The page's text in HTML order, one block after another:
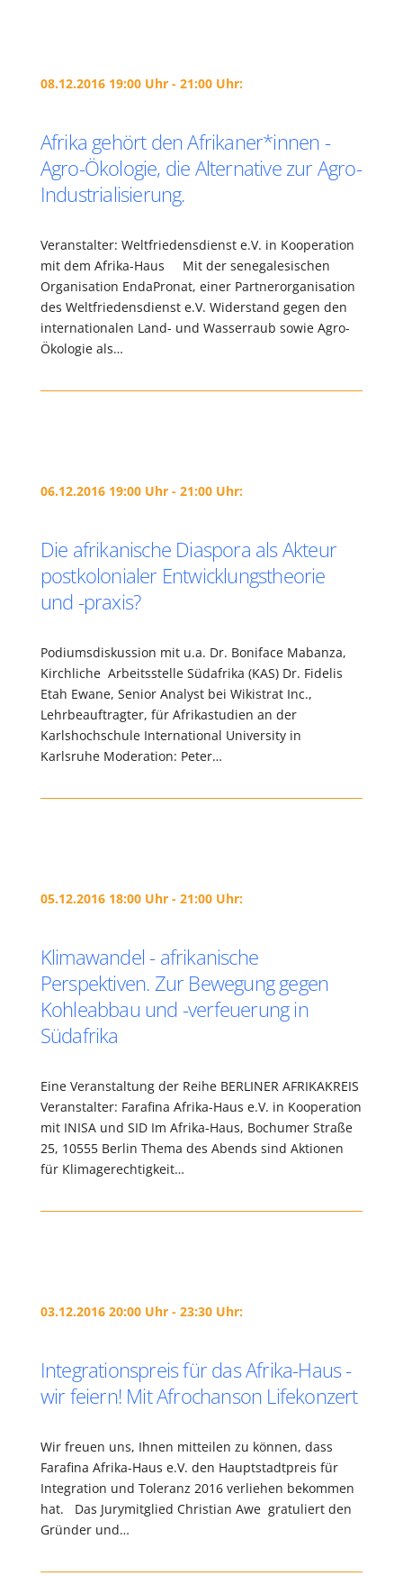
08.12.2016 19:00 Uhr - 21:00 Uhr:
Afrika gehört den Afrikaner*innen -
Agro-Ökologie, die Alternative zur Agro-
Industrialisierung.
Veranstalter: Weltfriedensdienst e.V. in Kooperation
mit dem Afrika-Haus Mit der senegalesischen
Organisation EndaPronat, einer Partnerorganisation
des Weltfriedensdienst e.V. Widerstand gegen den
internationalen Land- und Wasserraub sowie Agro-
Ökologie als…
06.12.2016 19:00 Uhr - 21:00 Uhr:
Die afrikanische Diaspora als Akteur
postkolonialer Entwicklungstheorie
und -praxis?
Podiumsdiskussion mit u.a. Dr. Boniface Mabanza,
Kirchliche Arbeitsstelle Südafrika (KAS) Dr. Fidelis
Etah Ewane, Senior Analyst bei Wikistrat Inc.,
Lehrbeauftragter, für Afrikastudien an der
Karlshochschule International University in
Karlsruhe Moderation: Peter…
05.12.2016 18:00 Uhr - 21:00 Uhr:
Klimawandel - afrikanische
Perspektiven. Zur Bewegung gegen
Kohleabbau und -verfeuerung in
Südafrika
Eine Veranstaltung der Reihe BERLINER AFRIKAKREIS
Veranstalter: Farafina Afrika-Haus e.V. in Kooperation
mit INISA und SID Im Afrika-Haus, Bochumer Straße
25, 10555 Berlin Thema des Abends sind Aktionen
für Klimagerechtigkeit…
03.12.2016 20:00 Uhr - 23:30 Uhr:
Integrationspreis für das Afrika-Haus -
wir feiern! Mit Afrochanson Lifekonzert
Wir freuen uns, Ihnen mitteilen zu können, dass
Farafina Afrika-Haus e.V. den Hauptstadtpreis für
Integration und Toleranz 2016 verliehen bekommen
hat. Das Jurymitglied Christian Awe gratuliert den
Gründer und…